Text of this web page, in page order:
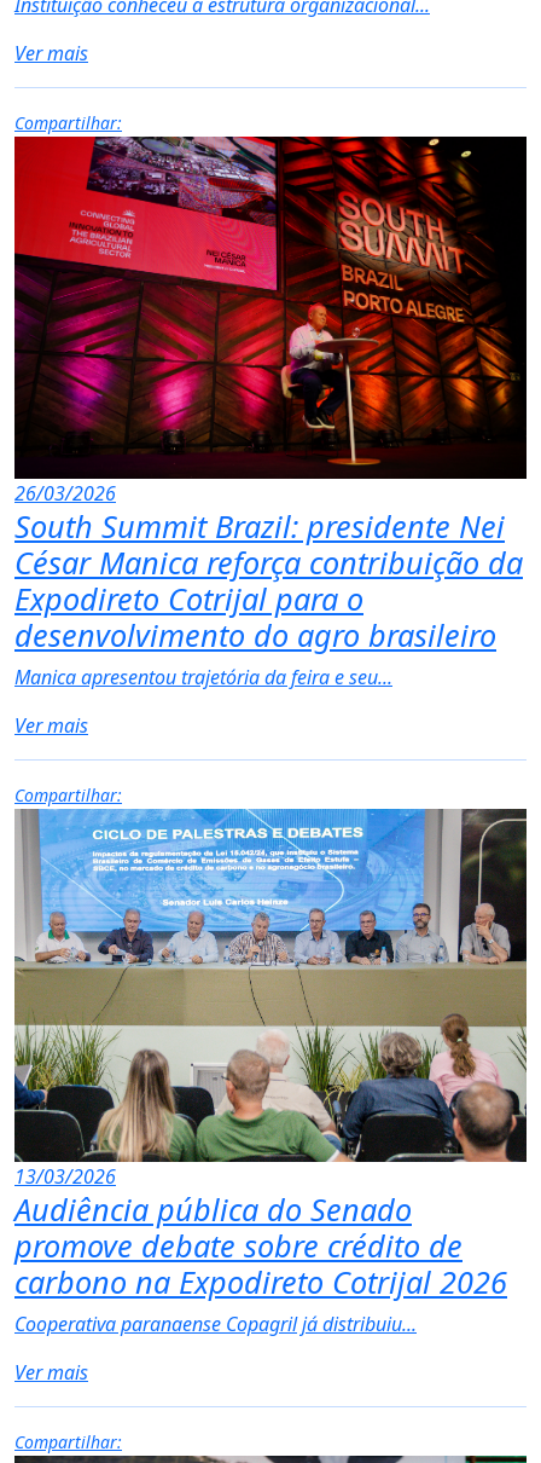
Ver mais
Compartilhar:
26/03/2026
South Summit Brazil: presidente Nei
César Manica reforça contribuição da
Expodireto Cotrijal para o
desenvolvimento do agro brasileiro
Manica apresentou trajetória da feira e seu...
Ver mais
Compartilhar:
13/03/2026
Audiência pública do Senado
promove debate sobre crédito de
carbono na Expodireto Cotrijal 2026
Cooperativa paranaense Copagril já distribuiu...
Ver mais
Compartilhar: